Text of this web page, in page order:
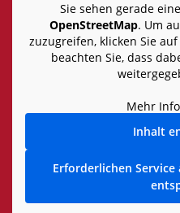
Sie sehen gerade
OpenStreetMap. Um
zuzugreifen, klicken Sie
beachten Sie, dass
Mehr
Inhalt
Erforderlichen